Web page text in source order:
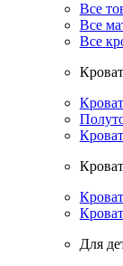
Все
Все
Все
Для